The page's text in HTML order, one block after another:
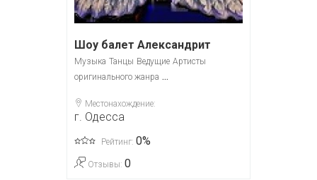
Шоу балет Александрит
Музыка Танцы Ведущие Артисты
оригинального жанра ...
Местонахождение:
г. Одесса
Рейтинг: 0%
Отзывы: 0